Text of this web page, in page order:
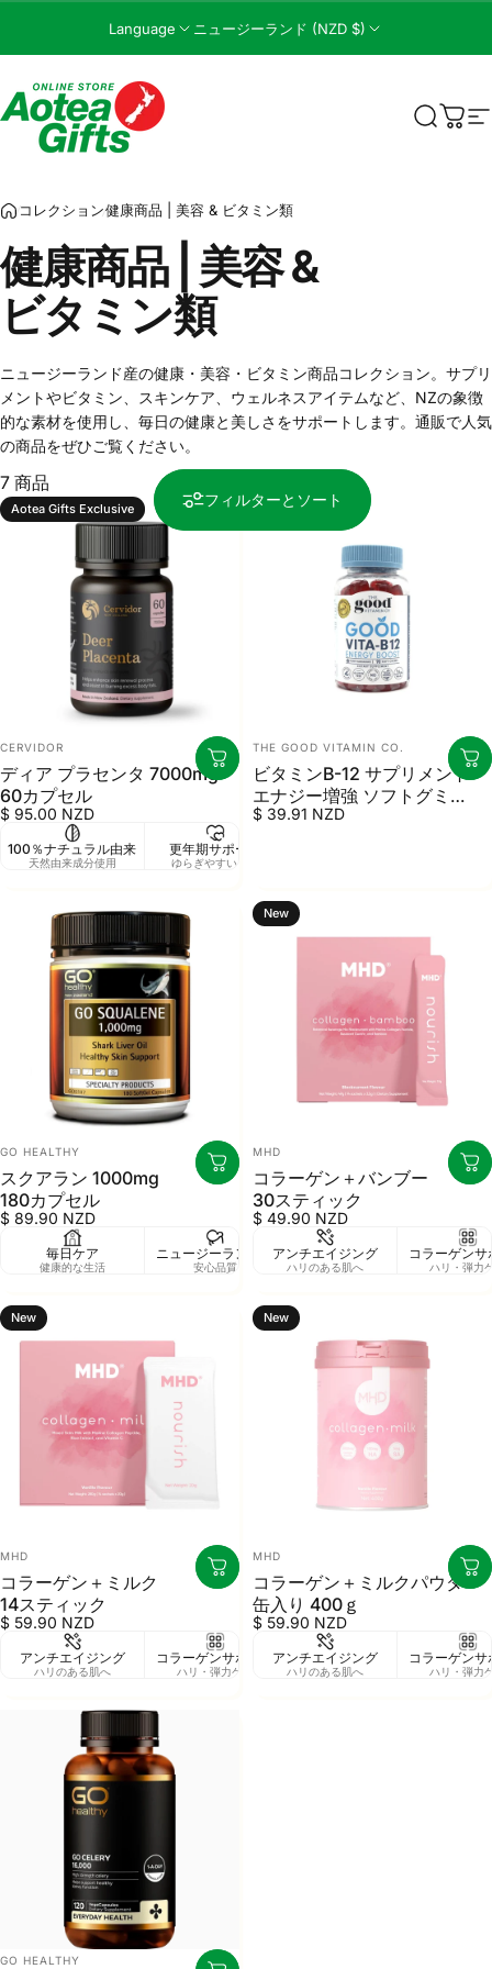
Language ニュージーランド (NZD $)
Aotea Gifts Online 検索カー
コレクション健康商品 | 美容 & ビタミン類
健康商品 美容&
ビタミン類
ニュージーランド産の健康・美容・ビタミン商品コレクション。サプリ
メントやビタミン、スキンケア、ウェルネスアイテムなど、NZの象徴
的な素材を使用し、毎日の健康と美しさをサポートします。通販で人気
の商品をぜひご覧ください。
フィルターとソート
7 商品
Aotea Gifts Exclusive
販売業者
CERVIDOR
ディア プラセンタ 7000mg
60カプセル
$ 95.00 NZD
100％ナチュラル由来
天然由来成分使用
更年期サポート
ゆらぎやすいケア
販売業者
THE GOOD VITAMIN CO.
ビタミンB-12 サプリメント
エナジー増強 ソフトグミ
90粒
$ 39.91 NZD
販売業者
GO HEALTHY
スクアラン 1000mg
180カプセル
$ 89.90 NZD
毎日ケア
健康的な生活
ニュージーランド製
安心品質
New
販売業者
MHD
コラーゲン＋バンブー
30スティック
$ 49.90 NZD
アンチエイジング
ハリのある肌へ
コラーゲンサ
ハリ・弾力
New
販売業者
MHD
コラーゲン＋ミルク
14スティック
$ 59.90 NZD
アンチエイジング
ハリのある肌へ
コラーゲンサポート
ハリ・弾力ケア
ビタミン豊富
高栄養価
添
ナチ
New
販売業者
MHD
コラーゲン＋ミルクパウダー
缶入り 400ｇ
$ 59.90 NZD
アンチエイジング
ハリのある肌へ
コラーゲンサ
ハリ・弾力
販売業者
GO HEALTHY